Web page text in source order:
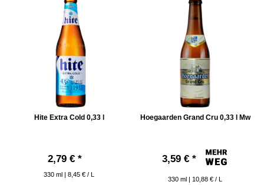
Hite Extra Cold 0,33 l
2,79 € *
330 ml | 8,45 € / L
Hoegaarden Grand Cru 0,33 l Mw
3,59 € *
330 ml | 10,88 € / L